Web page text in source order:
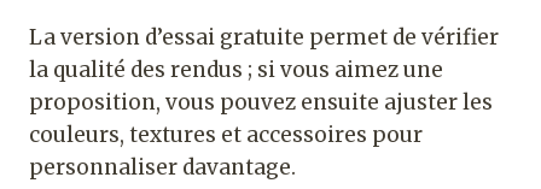
La version d’essai gratuite permet de vérifier
la qualité des rendus ; si vous aimez une
proposition, vous pouvez ensuite ajuster les
couleurs, textures et accessoires pour
personnaliser davantage.